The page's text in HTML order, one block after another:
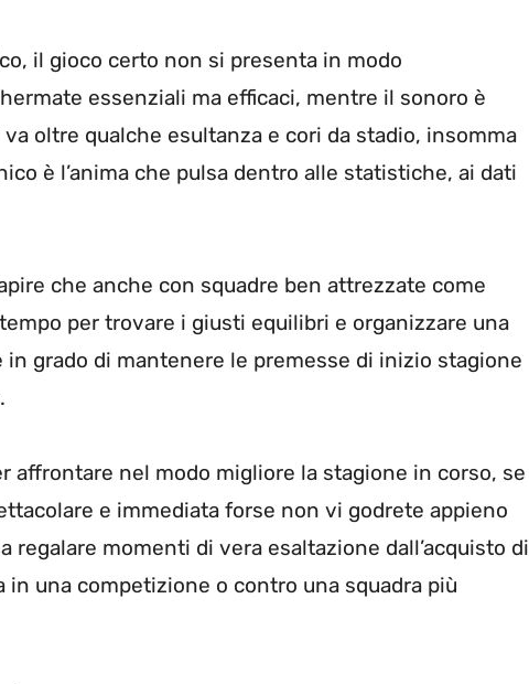
il gioco certo non si presenta in modo
essenziali ma efficaci, mentre il sonoro è
oltre qualche esultanza e cori da stadio, insomma
è l’anima che pulsa dentro alle statistiche, ai dati
che anche con squadre ben attrezzate come
per trovare i giusti equilibri e organizzare una
grado di mantenere le premesse di inizio stagione
affrontare nel modo migliore la stagione in corso, se
e immediata forse non vi godrete appieno
regalare momenti di vera esaltazione dall’acquisto di
una competizione o contro una squadra più